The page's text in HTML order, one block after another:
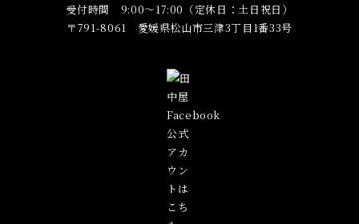
受付時間 9:00～17:00（定休日：土日祝日）
〒791-8061 愛媛県松山市三津3丁目1番33号